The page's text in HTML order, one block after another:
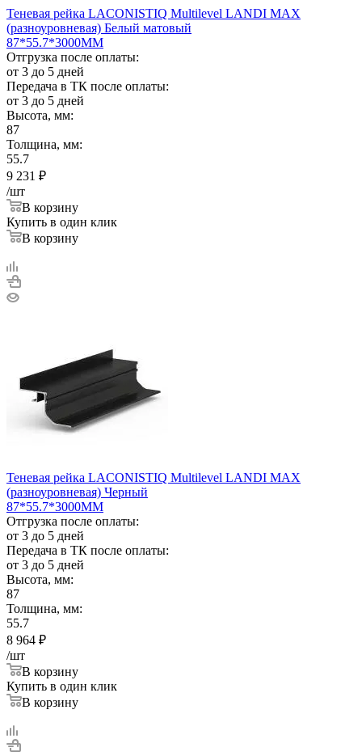
Теневая рейка LACONISTIQ Multilevel LANDI MAX
(разноуровневая) Белый матовый
87*55.7*3000ММ
Отгрузка после оплаты:
от 3 до 5 дней
Передача в ТК после оплаты:
от 3 до 5 дней
Высота, мм:
87
Толщина, мм:
55.7
9 231 ₽
/шт
В корзину
Купить в один клик
В корзину
Теневая рейка LACONISTIQ Multilevel LANDI MAX
(разноуровневая) Черный
87*55.7*3000ММ
Отгрузка после оплаты:
от 3 до 5 дней
Передача в ТК после оплаты:
от 3 до 5 дней
Высота, мм:
87
Толщина, мм:
55.7
8 964 ₽
/шт
В корзину
Купить в один клик
В корзину